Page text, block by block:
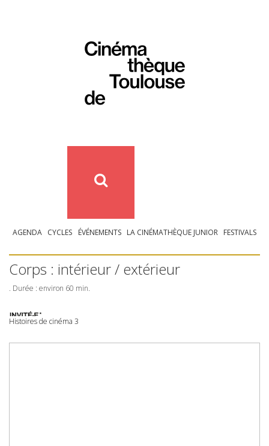
AGENDA CYCLES ÉVÉNEMENTS LA CINÉMATHÈQUE JUNIOR FESTIVALS
Corps : intérieur / extérieur
. Durée : environ 60 min.
Histoires de cinéma 3